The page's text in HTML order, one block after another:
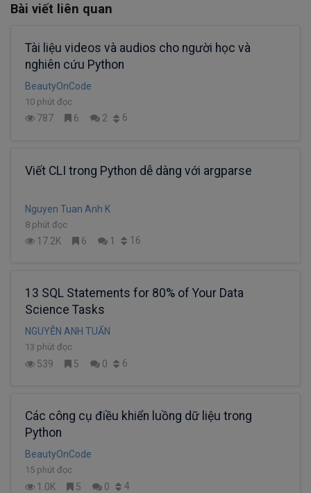
Bài viết liên quan
Tài liệu videos và audios cho người học và
nghiên cứu Python
BeautyOnCode
10 phút đọc
787 6 2 6
Viết CLI trong Python dễ dàng với argparse
Nguyen Tuan Anh K
8 phút đọc
17.2K 6 1 16
13 SQL Statements for 80% of Your Data
Science Tasks
NGUYỄN ANH TUẤN
13 phút đọc
539 5 0 6
Các công cụ điều khiển luồng dữ liệu trong
Python
BeautyOnCode
15 phút đọc
1.0K 5 0 4